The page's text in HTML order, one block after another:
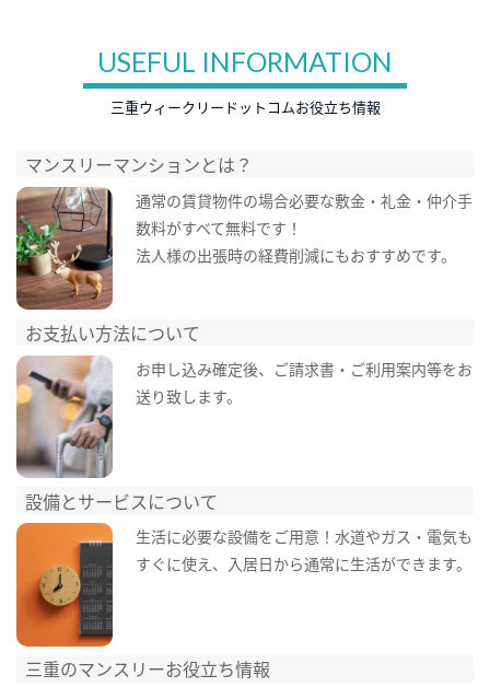
USEFUL INFORMATION
三重ウィークリードットコムお役立ち情報
マンスリーマンションとは？
通常の賃貸物件の場合必要な敷金・礼金・仲介手
数料がすべて無料です！
法人様の出張時の経費削減にもおすすめです。
お支払い方法について
お申し込み確定後、ご請求書・ご利用案内等をお
送り致します。
設備とサービスについて
生活に必要な設備をご用意！水道やガス・電気も
すぐに使え、入居日から通常に生活ができます。
三重のマンスリーお役立ち情報